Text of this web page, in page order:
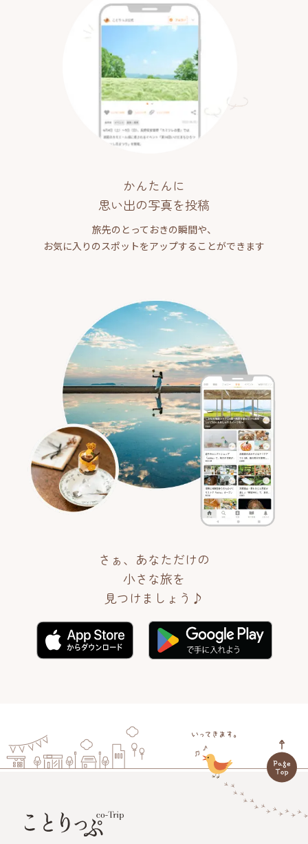
かんたんに
思い出の写真を投稿
旅先のとっておきの瞬間や、
お気に入りのスポットをアップすることができます
さぁ、あなただけの
小さな旅を
見つけましょう♪